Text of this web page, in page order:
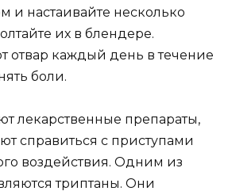
и настаивайте несколько
их в блендере.
отвар каждый день в течение
боли.
лекарственные препараты,
справиться с приступами
воздействия. Одним из
триптаны. Они